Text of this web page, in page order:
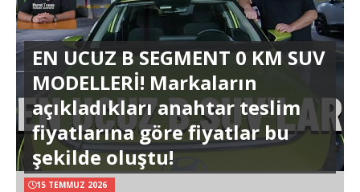
EN UCUZ B SEGMENT 0 KM SUV
MODELLERİ! Markaların
açıkladıkları anahtar teslim
fiyatlarına göre fiyatlar bu
şekilde oluştu!
15 TEMMUZ 2026